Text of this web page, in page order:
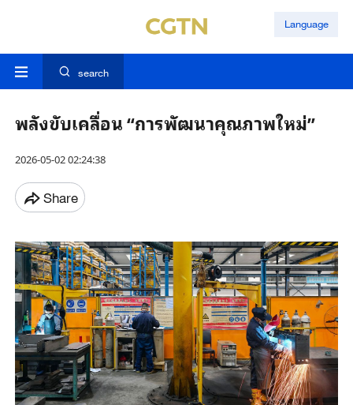
Language
search
พลังขับเคลื่อน “การพัฒนาคุณภาพใหม่”
2026-05-02 02:24:38
Share